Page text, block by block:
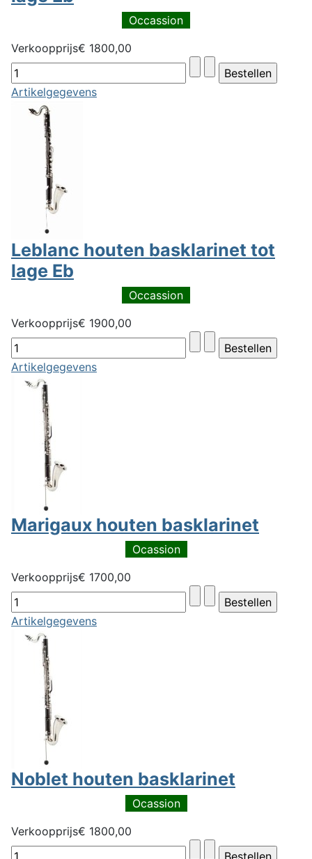
Occassion
Verkoopprijs€ 1800,00
Artikelgegevens
Leblanc houten basklarinet tot
lage Eb
Occassion
Verkoopprijs€ 1900,00
Artikelgegevens
Marigaux houten basklarinet
Ocassion
Verkoopprijs€ 1700,00
Artikelgegevens
Noblet houten basklarinet
Ocassion
Verkoopprijs€ 1800,00